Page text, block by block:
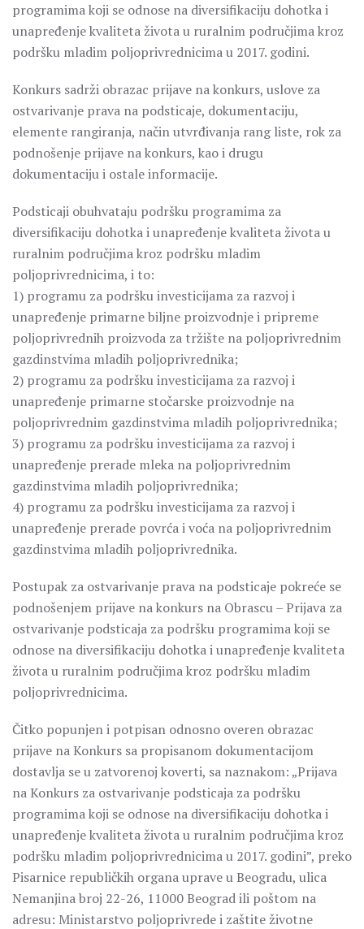
programima koji se odnose na diversifikaciju dohotka i
unapređenje kvaliteta života u ruralnim područjima kroz
podršku mladim poljoprivrednicima u 2017. godini.
Konkurs sadrži obrazac prijave na konkurs, uslove za
ostvarivanje prava na podsticaje, dokumentaciju,
elemente rangiranja, način utvrđivanja rang liste, rok za
podnošenje prijave na konkurs, kao i drugu
dokumentaciju i ostale informacije.
Podsticaji obuhvataju podršku programima za
diversifikaciju dohotka i unapređenje kvaliteta života u
ruralnim područjima kroz podršku mladim
poljoprivrednicima, i to:
1) programu za podršku investicijama za razvoj i
unapređenje primarne biljne proizvodnje i pripreme
poljoprivrednih proizvoda za tržište na poljoprivrednim
gazdinstvima mladih poljoprivrednika;
2) programu za podršku investicijama za razvoj i
unapređenje primarne stočarske proizvodnje na
poljoprivrednim gazdinstvima mladih poljoprivrednika;
3) programu za podršku investicijama za razvoj i
unapređenje prerade mleka na poljoprivrednim
gazdinstvima mladih poljoprivrednika;
4) programu za podršku investicijama za razvoj i
unapređenje prerade povrća i voća na poljoprivrednim
gazdinstvima mladih poljoprivrednika.
Postupak za ostvarivanje prava na podsticaje pokreće se
podnošenjem prijave na konkurs na Obrascu – Prijava za
ostvarivanje podsticaja za podršku programima koji se
odnose na diversifikaciju dohotka i unapređenje kvaliteta
života u ruralnim područjima kroz podršku mladim
poljoprivrednicima.
Čitko popunjen i potpisan odnosno overen obrazac
prijave na Konkurs sa propisanom dokumentacijom
dostavlja se u zatvorenoj koverti, sa naznakom: „Prijava
na Konkurs za ostvarivanje podsticaja za podršku
programima koji se odnose na diversifikaciju dohotka i
unapređenje kvaliteta života u ruralnim područjima kroz
podršku mladim poljoprivrednicima u 2017. godini”, preko
Pisarnice republičkih organa uprave u Beogradu, ulica
Nemanjina broj 22-26, 11000 Beograd ili poštom na
adresu: Ministarstvo poljoprivrede i zaštite životne